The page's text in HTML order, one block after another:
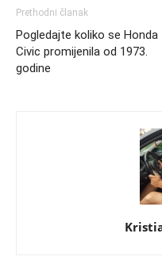
Prethodni članak
Pogledajte koliko se Honda
Civic promijenila od 1973.
godine